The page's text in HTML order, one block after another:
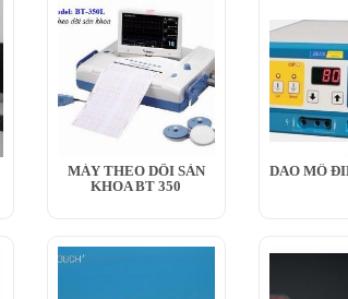
MÁY THEO DÕI SẢN
KHOA BT 350
DAO MỔ